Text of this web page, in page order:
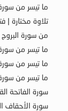
ما تيسر من
تلاوة مختارة
من سورة
ما تيسر من
ما تيسر من
ما تيسر من
سورة الفاتحة
سورة الأحقاف